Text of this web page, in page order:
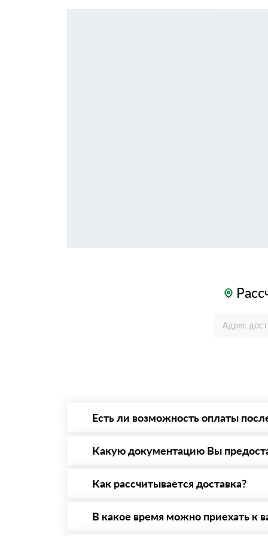
Есть ли возможность оплаты
то Вы вправе от него отказаться.
Какую документацию Вы
Как рассчитывается доставка?
стоимости и сроков доставки, которые
В какое время можно приехать к